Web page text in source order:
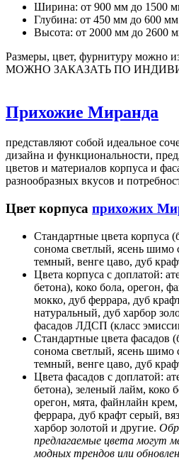
Ширина: от 900 мм до 1500
Глубина: от 450 мм до 600 мм
Высота: от 2000 мм до 2600
Размеры, цвет, фурнитуру можно
МОЖНО ЗАКАЗАТЬ ПО
Прихожие Миранда
представляют собой идеальное
дизайна и функциональности,
цветов и материалов корпуса и
разнообразных вкусов и
Цвет корпуса прихожих
Стандартные цвета корпуса
сонома светлый, ясень шимо
темный, венге цаво, дуб
Цвета корпуса с доплатой:
бетона), коко бола, орегон,
мокко, дуб феррара, дуб
натуральный, дуб харбор
фасадов ЛДСП (класс
Стандартные цвета фасадов
сонома светлый, ясень шимо
темный, венге цаво, дуб
Цвета фасадов с доплатой:
бетона), зеленый лайм, коко
орегон, мята, файнлайн
феррара, дуб крафт серый,
харбор золотой и другие.
предлагаемые цвета могут
модных трендов или